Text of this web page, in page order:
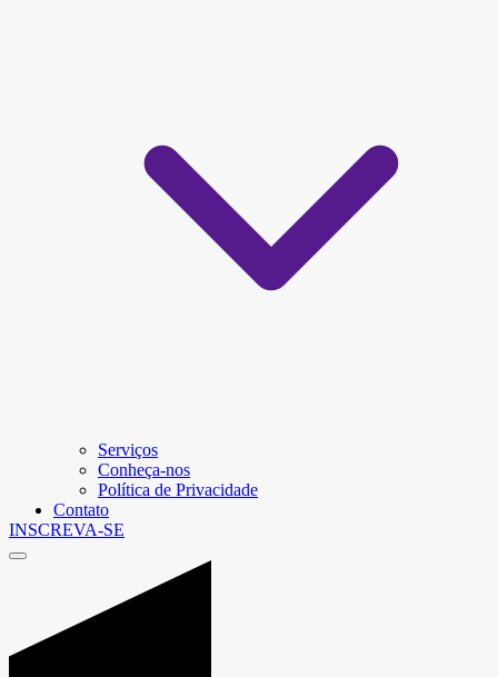
Serviços
Conheça-nos
Política de Privacidade
Contato
INSCREVA-SE